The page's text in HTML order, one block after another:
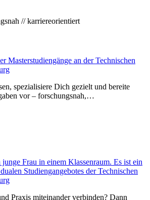
// karriereorientiert
spezialisiere Dich gezielt und bereite
vor – forschungsnah,…
Praxis miteinander verbinden? Dann